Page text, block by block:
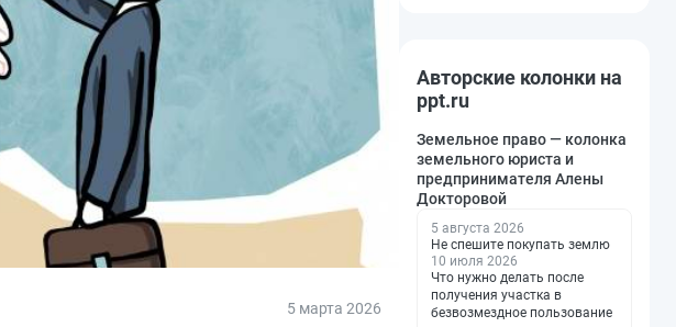
5 марта 2026
Авторские колонки на
ppt.ru
Земельное право — колонка
земельного юриста и
предпринимателя Алены
Докторовой
5 августа 2026
Не спешите покупать землю
10 июля 2026
Что нужно делать после
получения участка в
безвозмездное пользование